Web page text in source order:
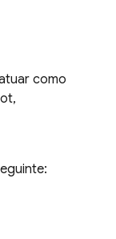
como